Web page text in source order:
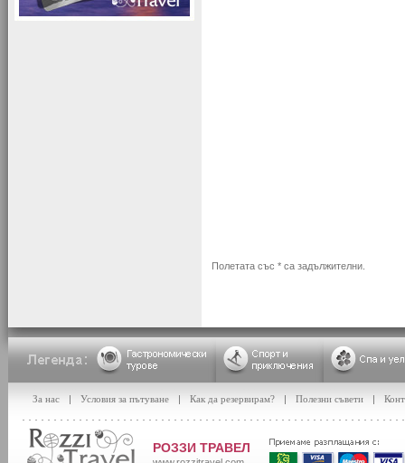
Полетата със * са задължителни.
За нас | Условия за пътуване | Как да резервирам? | Полезни съвети |
РОЗЗИ ТРАВЕЛ